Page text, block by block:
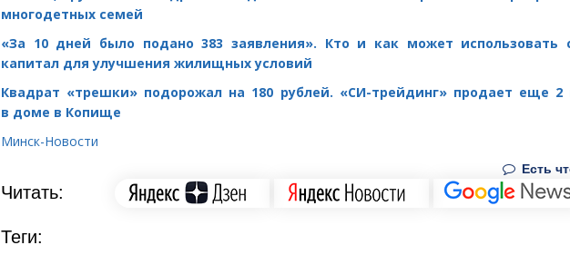
многодетных семей
«За 10 дней было подано 383 заявления». Кто и как может использовать
капитал для улучшения жилищных условий
Квадрат «трешки» подорожал на 180 рублей. «СИ-трейдинг» продает еще 2
в доме в Копище
Минск-Новости
Есть
Читать:
Теги: